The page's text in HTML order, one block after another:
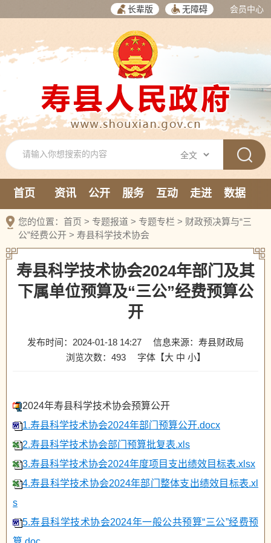
长辈版 无障碍 会员中心
首页 资讯 公开 服务 互动 走进
数据
新媒体
您的位置： 首页 > 专题报道 > 专题专栏 > 财政预决算与“三
公”经费公开 > 寿县科学技术协会
寿县科学技术协会2024年部门及其
下属单位预算及“三公”经费预算公
开
发布时间：2024-01-18 14:27
信息来源：寿县财政局
浏览次数： 493 字体【大 中 小】
2024年寿县科学技术协会预算公开
1.寿县科学技术协会2024年部门预算公开.docx
2.寿县科学技术协会部门预算批复表.xls
3.寿县科学技术协会2024年度项目支出绩效目标表.xlsx
4.寿县科学技术协会2024年部门整体支出绩效目标表.xl
s
5.寿县科学技术协会2024年一般公共预算“三公”经费预